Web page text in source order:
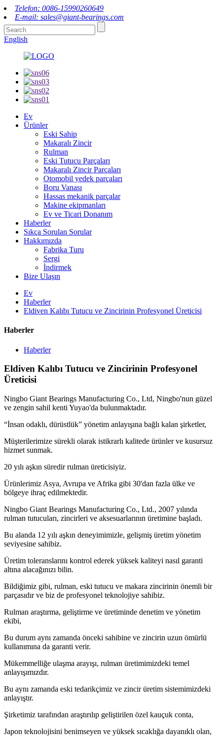
Telefon: 0086-15990260649
E-mail: sales@giant-bearings.com
English
Ev
Ürünler
Eski Sahip
Makaralı Zincir
Rulman
Eski Tutucu Parçaları
Makaralı Zincir Parçaları
Otomobil yedek parçaları
Boru Vanası
Hassas mekanik parçalar
Makine ekipmanları
Ev ve Ticari Donanım
Haberler
Sıkça Sorulan Sorular
Hakkımızda
Fabrika Turu
Sergi
İndirmek
Bize Ulaşın
Ev
Haberler
Eldiven Kalıbı Tutucu ve Zincirinin Profesyonel Üreticisi
Haberler
Haberler
Eldiven Kalıbı Tutucu ve Zincirinin Profesyonel
Üreticisi
Ningbo Giant Bearings Manufacturing Co., Ltd, Ningbo'nun güzel
ve zengin sahil kenti Yuyao'da bulunmaktadır.
“İnsan odaklı, dürüstlük” yönetim anlayışına bağlı kalan şirketler,
Müşterilerimize sürekli olarak istikrarlı kalitede ürünler ve kusursuz
hizmet sunmak.
20 yılı aşkın süredir rulman üreticisiyiz.
Ürünlerimiz Asya, Avrupa ve Afrika gibi 30'dan fazla ülke ve
bölgeye ihraç edilmektedir.
Ningbo Giant Bearings Manufacturing Co., Ltd., 2007 yılında
rulman tutucuları, zincirleri ve aksesuarlarının üretimine başladı.
Bu alanda 12 yılı aşkın deneyimimizle, gelişmiş üretim yönetim
seviyesine sahibiz.
Üretim toleranslarını kontrol ederek yüksek kaliteyi nasıl garanti
altına alacağınızı bilin.
Bildiğimiz gibi, rulman, eski tutucu ve makara zincirinin önemli bir
parçasıdır ve biz de profesyonel teknolojiye sahibiz.
Rulman araştırma, geliştirme ve üretiminde denetim ve yönetim
ekibi,
Bu durum aynı zamanda önceki sahibine ve zincirin uzun ömürlü
kullanımına da garanti verir.
Mükemmelliğe ulaşma arayışı, rulman üretimimizdeki temel
anlayışımızdır.
Bu aynı zamanda eski tedarikçimiz ve zincir üretim sistemimizdeki
anlayıştır.
Şirketimiz tarafından araştırılıp geliştirilen özel kauçuk conta,
Japon teknolojisini benimseyen ve yüksek sıcaklığa dayanıklı olan,